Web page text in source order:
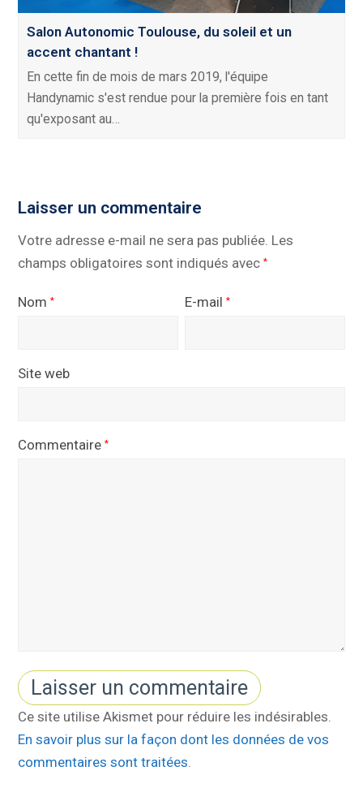
Salon Autonomic Toulouse, du soleil et un
accent chantant !
En cette fin de mois de mars 2019, l'équipe
Handynamic s'est rendue pour la première fois en tant
qu'exposant au…
Laisser un commentaire
Votre adresse e-mail ne sera pas publiée. Les
champs obligatoires sont indiqués avec*
Nom* E-mail*
Site web
Commentaire*
Ce site utilise Akismet pour réduire les indésirables.
En savoir plus sur la façon dont les données de vos
commentaires sont traitées